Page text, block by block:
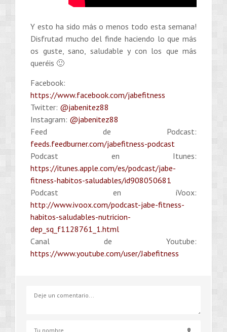
Y esto ha sido más o menos todo esta semana!
Disfrutad mucho del finde haciendo lo que más
os guste, sano, saludable y con los que más
queréis 🙂
Facebook:
https://www.facebook.com/jabefitness
Twitter: @jabenitez88
Instagram: @jabenitez88
Feed de Podcast:
feeds.feedburner.com/jabefitness-podcast
Podcast en Itunes:
https://itunes.apple.com/es/podcast/jabe-
fitness-habitos-saludables/id908050681
Podcast en iVoox:
http://www.ivoox.com/podcast-jabe-fitness-
habitos-saludables-nutricion-
dep_sq_f1128761_1.html
Canal de Youtube:
https://www.youtube.com/user/Jabefitness